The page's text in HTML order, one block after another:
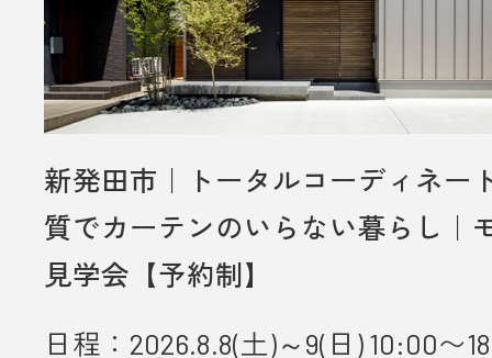
新発田市｜トータルコーディネー
質でカーテンのいらない暮らし｜
見学会【予約制】
日程：2026.8.8(土)～9(日) 10:00〜